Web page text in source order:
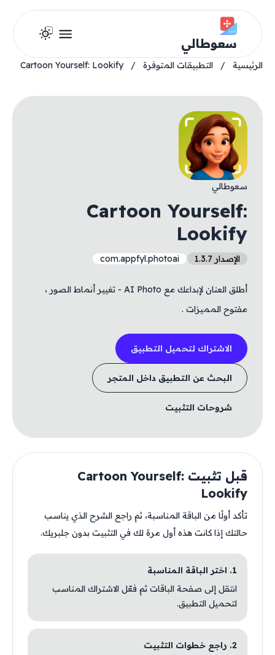
سعوطالي
الرئيسية / التطبيقات المتوفرة /
Cartoon Yourself: Lookify
سعوطالي
Cartoon Yourself:
Lookify
الإصدار 1.3.7 com.appfyl.photoai
أطلق العنان لإبداعك مع AI Photo - تغيير أنماط الصور ،
مفتوح المميزات .
الاشتراك لتحميل التطبيق
البحث عن التطبيق داخل المتجر
شروحات التثبيت
قبل تثبيت Cartoon Yourself:
Lookify
تأكد أولًا من الباقة المناسبة، ثم راجع الشرح الذي يناسب
حالتك إذا كانت هذه أول مرة لك في التثبيت بدون جلبريك.
1. اختر الباقة المناسبة
انتقل إلى صفحة الباقات ثم فعّل الاشتراك المناسب
لتحميل التطبيق.
2. راجع خطوات التثبيت